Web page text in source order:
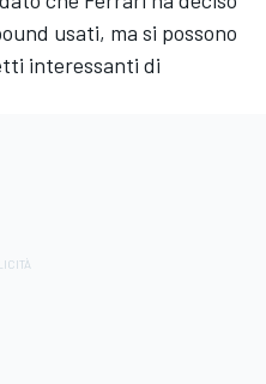
usati, ma si possono
interessanti di